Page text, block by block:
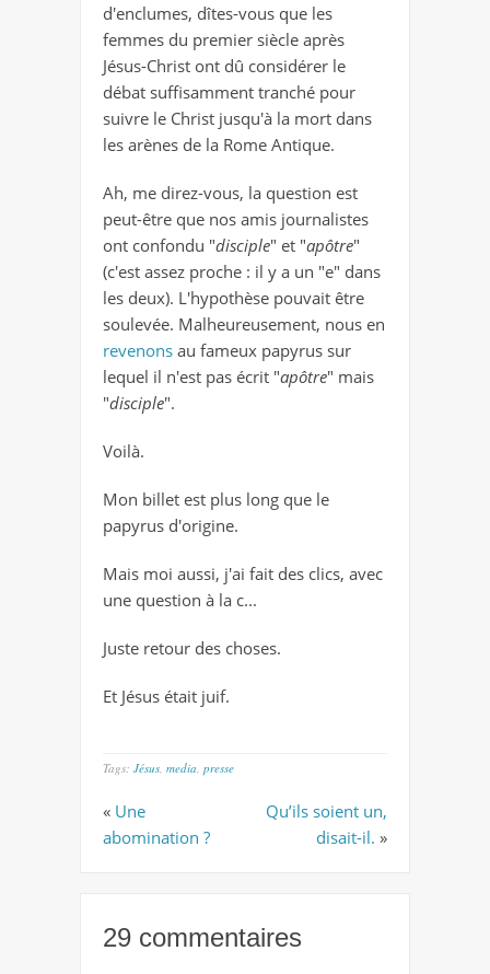
d'enclumes, dîtes-vous que les
femmes du premier siècle après
Jésus-Christ ont dû considérer le
débat suffisamment tranché pour
suivre le Christ jusqu'à la mort dans
les arènes de la Rome Antique.
Ah, me direz-vous, la question est
peut-être que nos amis journalistes
ont confondu "disciple" et "apôtre"
(c'est assez proche : il y a un "e" dans
les deux). L'hypothèse pouvait être
soulevée. Malheureusement, nous en
revenons au fameux papyrus sur
lequel il n'est pas écrit "apôtre" mais
"disciple".
Voilà.
Mon billet est plus long que le
papyrus d'origine.
Mais moi aussi, j'ai fait des clics, avec
une question à la c...
Juste retour des choses.
Et Jésus était juif.
Tags: Jésus, media, presse
« Une
abomination ?
Qu’ils soient un,
disait-il. »
29 commentaires